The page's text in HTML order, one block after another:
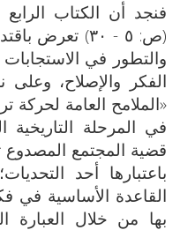
فنجد أن الكتاب
(ص: ٥ - ٣٠)
والتطور في
الفكر والإصلاح،
«الملامح العامة لحركة
في المرحلة
قضية المجتمع
باعتبارها أحد
القاعدة الأساسية في
بها من خلال العبارة